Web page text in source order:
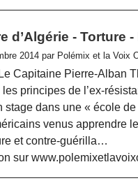
d’Algérie - Torture
2014 par Polémix et la Voix
Capitaine Pierre-Alban
les principes de l’ex-
stage dans une « école
venus apprendre
et contre-guérilla…
sur